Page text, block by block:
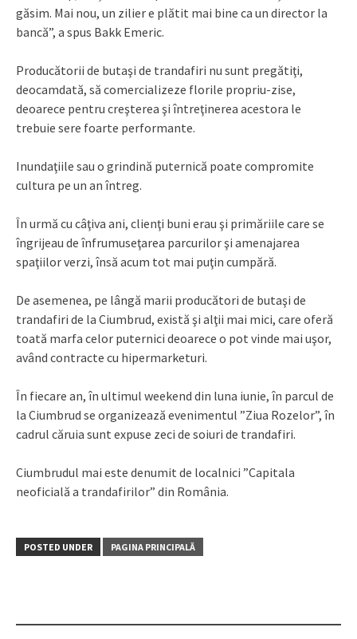
găsim. Mai nou, un zilier e plătit mai bine ca un director la
bancă”, a spus Bakk Emeric.
Producătorii de butaşi de trandafiri nu sunt pregătiţi,
deocamdată, să comercializeze florile propriu-zise,
deoarece pentru creşterea şi întreţinerea acestora le
trebuie sere foarte performante.
Inundaţiile sau o grindină puternică poate compromite
cultura pe un an întreg.
În urmă cu câţiva ani, clienţi buni erau şi primăriile care se
îngrijeau de înfrumuseţarea parcurilor şi amenajarea
spaţiilor verzi, însă acum tot mai puţin cumpără.
De asemenea, pe lângă marii producători de butaşi de
trandafiri de la Ciumbrud, există şi alţii mai mici, care oferă
toată marfa celor puternici deoarece o pot vinde mai uşor,
având contracte cu hipermarketuri.
În fiecare an, în ultimul weekend din luna iunie, în parcul de
la Ciumbrud se organizează evenimentul ”Ziua Rozelor”, în
cadrul căruia sunt expuse zeci de soiuri de trandafiri.
Ciumbrudul mai este denumit de localnici ”Capitala
neoficială a trandafirilor” din România.
POSTED UNDER PAGINA PRINCIPALĂ